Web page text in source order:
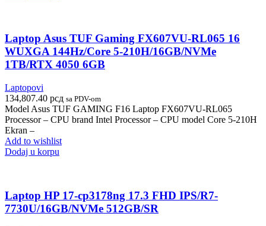
Laptop Asus TUF Gaming FX607VU-RL065 16
WUXGA 144Hz/Core 5-210H/16GB/NVMe
1TB/RTX 4050 6GB
Laptopovi
134,807.40 рсд sa PDV-om
Model Asus TUF GAMING F16 Laptop FX607VU-RL065
Processor – CPU brand Intel Processor – CPU model Core 5-210H
Ekran –
Add to wishlist
Dodaj u korpu
Laptop HP 17-cp3178ng 17.3 FHD IPS/R7-
7730U/16GB/NVMe 512GB/SR